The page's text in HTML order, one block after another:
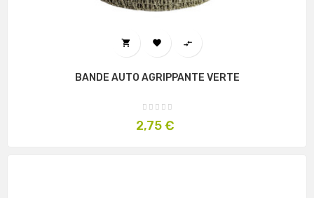
  
BANDE AUTO AGRIPPANTE VERTE
Prix
2,75 €